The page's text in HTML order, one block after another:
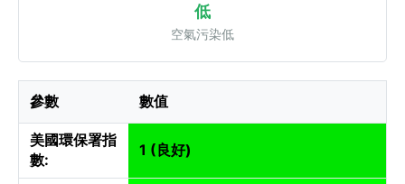
低
空氣污染低
參數 數值
美國環保署指
數:
1 (良好)